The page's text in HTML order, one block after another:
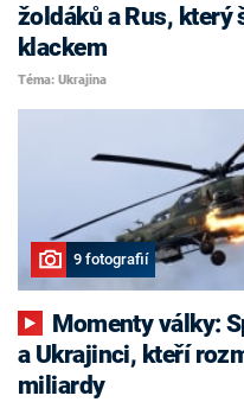
žoldáků a Rus,
klackem
Téma: Ukrajina
9 fotografií
a Ukrajinci, kteří
miliardy